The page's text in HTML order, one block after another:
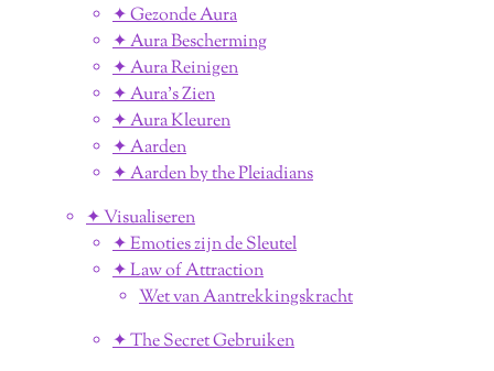
✦ Gezonde Aura
✦ Aura Bescherming
✦ Aura Reinigen
✦ Aura's Zien
✦ Aura Kleuren
✦ Aarden
✦ Aarden by the Pleiadians
✦ Visualiseren
✦ Emoties zijn de Sleutel
✦ Law of Attraction
Wet van Aantrekkingskracht
✦ The Secret Gebruiken